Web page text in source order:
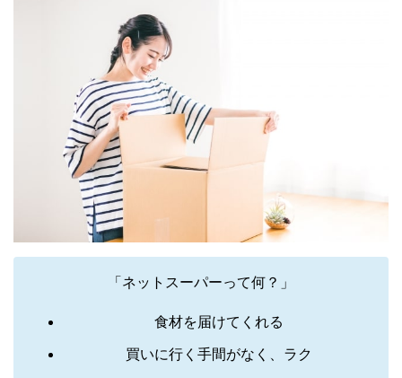
「ネットスーパーって何？」
食材を届けてくれる
買いに行く手間がなく、ラク